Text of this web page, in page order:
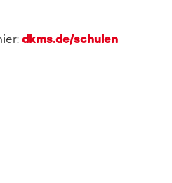
dkms.de/schulen